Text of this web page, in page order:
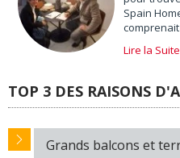
Spain
comprenait
Lire la Suite
TOP 3 DES RAISONS
Grands balcons et